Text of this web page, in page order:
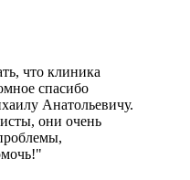
что клиника
спасибо
Анатольевичу.
они очень